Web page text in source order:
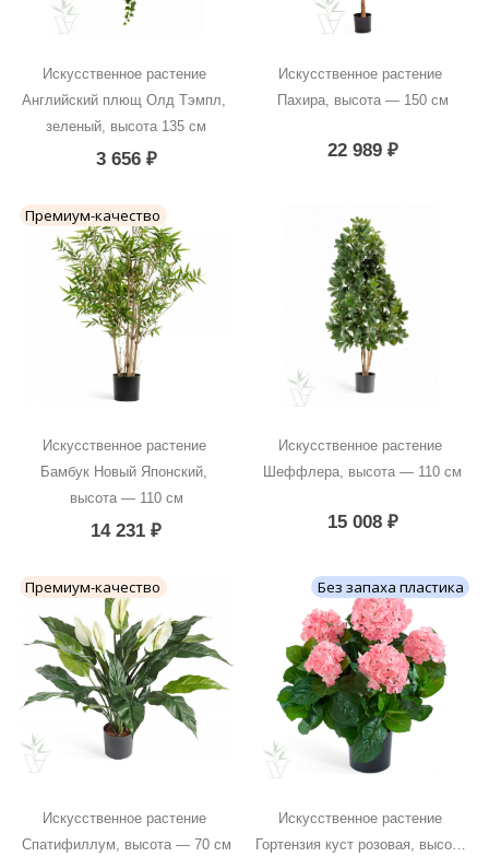
Искусственное растение
Английский плющ Олд Тэмпл,
зеленый, высота 135 см
3 656 ₽
Искусственное растение
Пахира, высота — 150 см
22 989 ₽
Премиум-качество
Искусственное растение
Бамбук Новый Японский,
высота — 110 см
14 231₽
Искусственное растение
Шеффлера, высота — 110 см
15 008 ₽
Премиум-качество
Искусственное растение
Спатифиллум, высота — 70 см
Без запаха пластика
Искусственное растение
Гортензия куст розовая, высота